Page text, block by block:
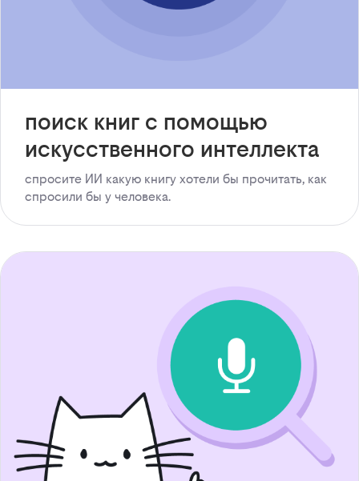
поиск книг с помощью
искусственного интеллекта
спросите ИИ какую книгу хотели бы прочитать, как
спросили бы у человека.